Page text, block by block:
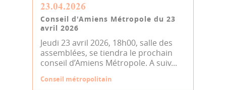
23.04.2026
Conseil d'Amiens Métropole du 23
avril 2026
Jeudi 23 avril 2026, 18h00, salle des
assemblées, se tiendra le prochain
conseil d’Amiens Métropole. A suiv...
Conseil métropolitain